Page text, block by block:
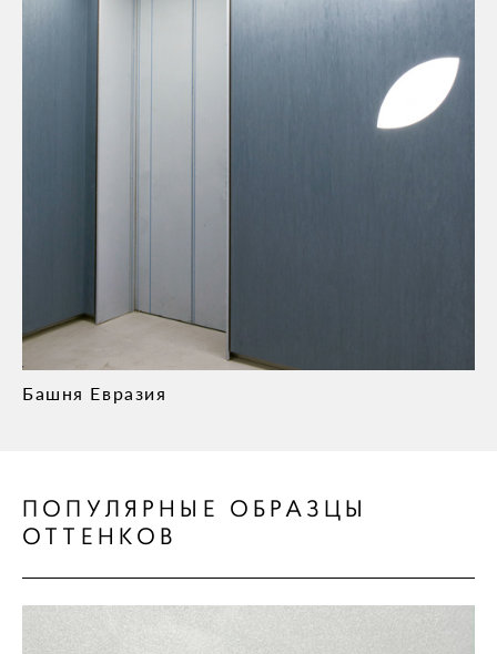
Башня Евразия
ПОПУЛЯРНЫЕ ОБРАЗЦЫ
ОТТЕНКОВ